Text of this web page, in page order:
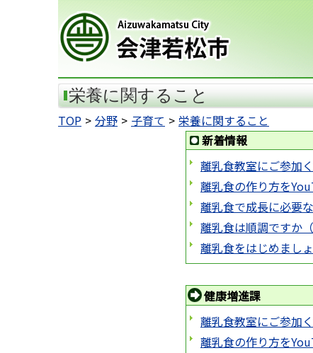
会津若松市
栄養に関すること
TOP 分野 子育て
栄養に関すること
新着情報
離乳食教室にご参加
離乳食の作り方を
離乳食で成長に必要
離乳食は順調ですか（
離乳食をはじめまし
健康増進課
離乳食教室にご参加
離乳食の作り方を